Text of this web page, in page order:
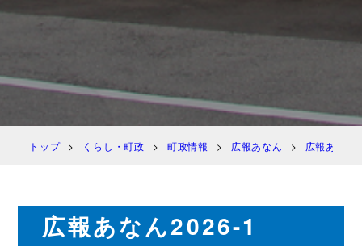
トップ くらし・町政 町政情報 広報あなん 広報あなん
広報あなん2026-1